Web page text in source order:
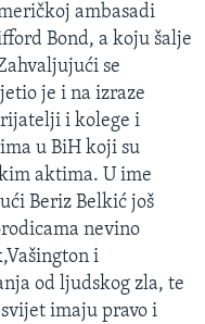
ambasadi
Bond, a koju šalje
se
je i na izraze
i kolege i
u BiH koji su
aktima. U ime
Beriz Belkić još
nevino
i
od ljudskog zla, te
imaju pravo i